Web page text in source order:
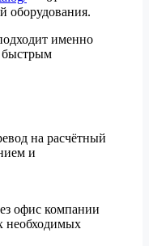
оборудования.
именно
быстрым
на расчётный
и
офис компании
необходимых